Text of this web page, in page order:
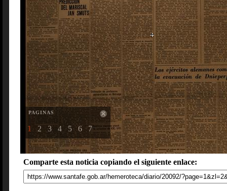
PAGINAS
1 2 3 4 5 6 7
Comparte esta noticia copiando el siguiente enlace: